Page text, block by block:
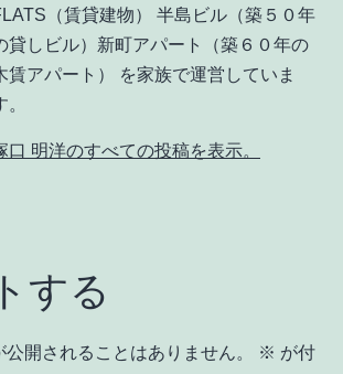
（賃貸建物） 半島ビル（築５０年
貸しビル）新町アパート（築６０年の
賃アパート） を家族で運営していま
。
口 明洋のすべての投稿を表示。
する
開されることはありません。 ※ が付